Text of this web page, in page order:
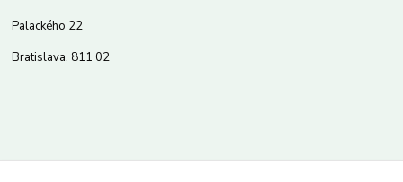
Palackého 22
Bratislava, 811 02